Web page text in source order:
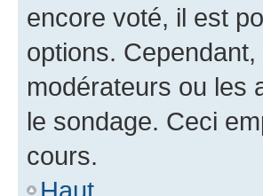
encore voté, il est
options.
modérateurs ou les
le sondage. Ceci
cours.
Haut